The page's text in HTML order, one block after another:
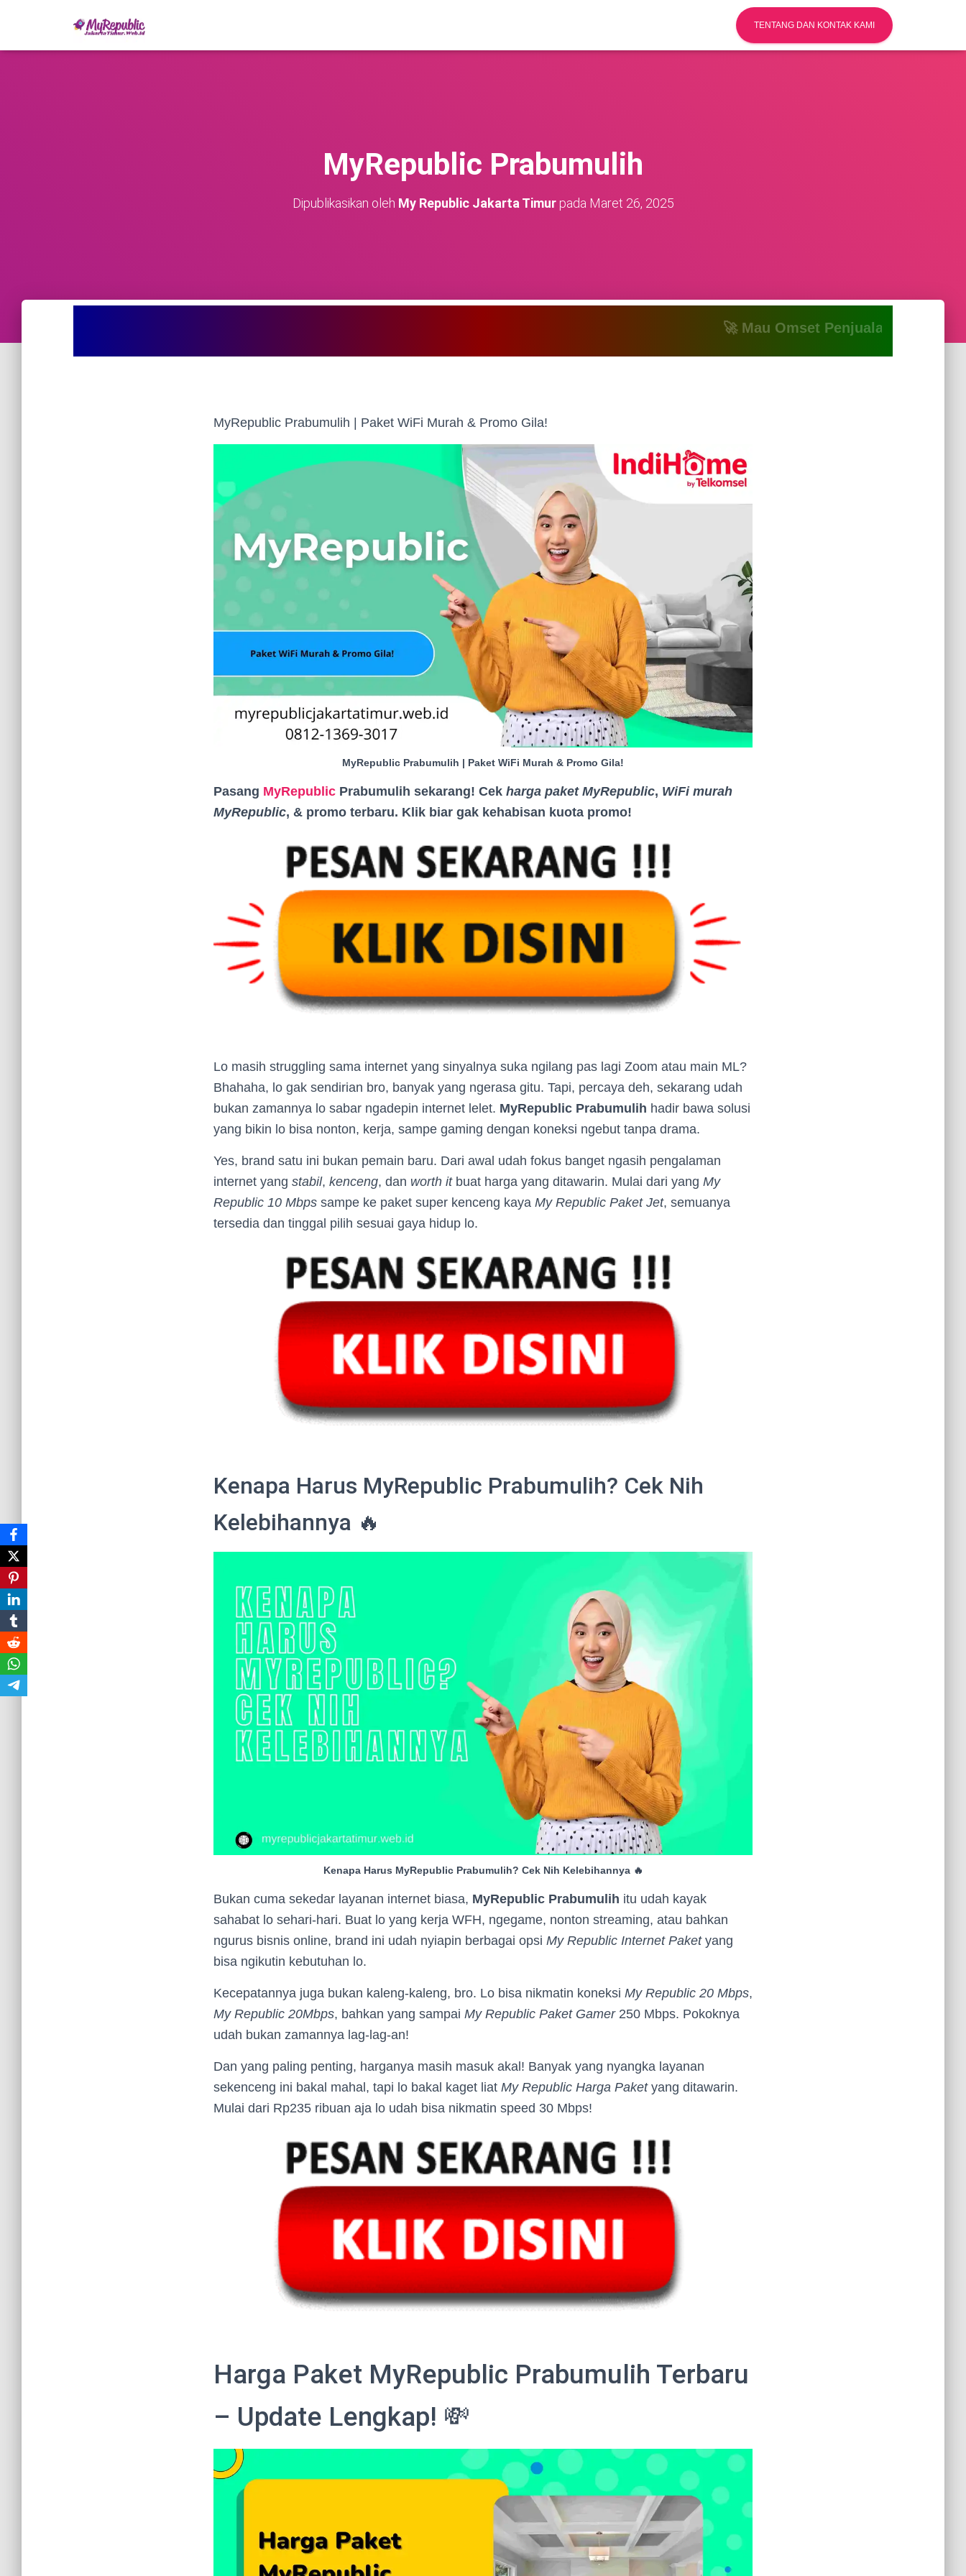
TENTANG DAN KONTAK KAMI
MyRepublic Prabumulih
Dipublikasikan oleh My Republic Jakarta Timurpada Maret 26, 2025
🚀 Mau Omset Penjualan Naik? Atau
MyRepublic Prabumulih | Paket WiFi Murah & Promo Gila!
MyRepublic Prabumulih | Paket WiFi Murah & Promo Gila!
Pasang MyRepublic Prabumulih sekarang! Cek harga paket MyRepublic, WiFi murah
MyRepublic, & promo terbaru. Klik biar gak kehabisan kuota promo!
Lo masih struggling sama internet yang sinyalnya suka ngilang pas lagi Zoom atau main ML?
Bhahaha, lo gak sendirian bro, banyak yang ngerasa gitu. Tapi, percaya deh, sekarang udah
bukan zamannya lo sabar ngadepin internet lelet. MyRepublic Prabumulih hadir bawa solusi
yang bikin lo bisa nonton, kerja, sampe gaming dengan koneksi ngebut tanpa drama.
Yes, brand satu ini bukan pemain baru. Dari awal udah fokus banget ngasih pengalaman
internet yang stabil, kenceng, dan worth itbuat harga yang ditawarin. Mulai dari yang My
Republic 10 Mbps sampe ke paket super kenceng kaya My Republic Paket Jet, semuanya
tersedia dan tinggal pilih sesuai gaya hidup lo.
Kenapa Harus MyRepublic Prabumulih? Cek Nih
Kelebihannya 🔥
Kenapa Harus MyRepublic Prabumulih? Cek Nih Kelebihannya 🔥
Bukan cuma sekedar layanan internet biasa, MyRepublic Prabumulih itu udah kayak
sahabat lo sehari-hari. Buat lo yang kerja WFH, ngegame, nonton streaming, atau bahkan
ngurus bisnis online, brand ini udah nyiapin berbagai opsi My Republic Internet Paketyang
bisa ngikutin kebutuhan lo.
Kecepatannya juga bukan kaleng-kaleng, bro. Lo bisa nikmatin koneksi My Republic 20 Mbps,
My Republic 20Mbps, bahkan yang sampai My Republic Paket Gamer250 Mbps. Pokoknya
udah bukan zamannya lag-lag-an!
Dan yang paling penting, harganya masih masuk akal! Banyak yang nyangka layanan
sekenceng ini bakal mahal, tapi lo bakal kaget liat My Republic Harga Paketyang ditawarin.
Mulai dari Rp235 ribuan aja lo udah bisa nikmatin speed 30 Mbps!
Harga Paket MyRepublic Prabumulih Terbaru
– Update Lengkap! 💸